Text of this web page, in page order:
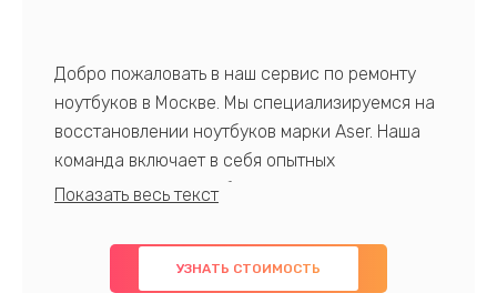
Добро пожаловать в наш сервис по ремонту
ноутбуков в Москве. Мы специализируемся на
восстановлении ноутбуков марки Aser. Наша
команда включает в себя опытных
профессионалов с обширными знаниями и
предлагаем быстрый и качественный ремонт с
использованием оригинальных компонентов, а
УЗНАТЬ СТОИМОСТЬ